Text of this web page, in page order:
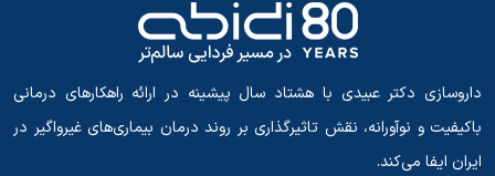
داروسازی دکتر عبیدی با هشتاد سال پیشینه در ارائه راهکارهای درمانی
باکیفیت و نوآورانه، نقش تاثیرگذاری بر روند درمان بیماری‌های غیرواگیر در
ایران ایفا می‌کند.